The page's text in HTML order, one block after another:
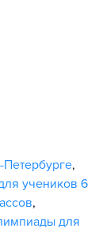
,
учеников 6
,
для